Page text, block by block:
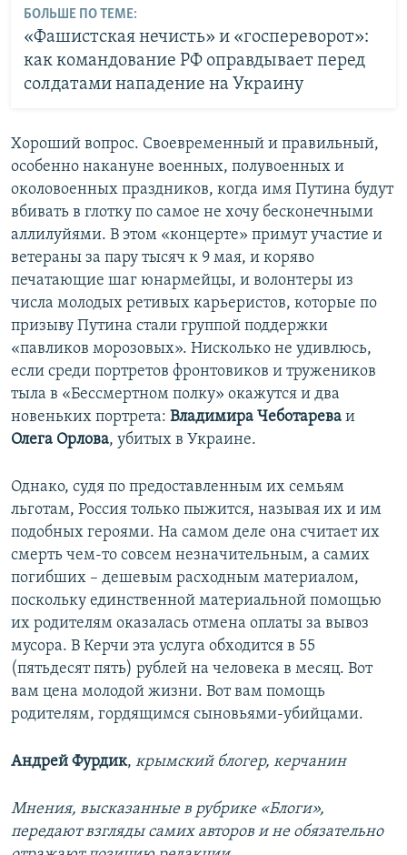
БОЛЬШЕ ПО ТЕМЕ:
«Фашистская нечисть» и «госпереворот»:
как командование РФ оправдывает перед
солдатами нападение на Украину
Хороший вопрос. Своевременный и правильный,
особенно накануне военных, полувоенных и
околовоенных праздников, когда имя Путина будут
вбивать в глотку по самое не хочу бесконечными
аллилуйями. В этом «концерте» примут участие и
ветераны за пару тысяч к 9 мая, и коряво
печатающие шаг юнармейцы, и волонтеры из
числа молодых ретивых карьеристов, которые по
призыву Путина стали группой поддержки
«павликов морозовых». Нисколько не удивлюсь,
если среди портретов фронтовиков и тружеников
тыла в «Бессмертном полку» окажутся и два
новеньких портрета: Владимира Чеботарева и
Олега Орлова, убитых в Украине.
Однако, судя по предоставленным их семьям
льготам, Россия только пыжится, называя их и им
подобных героями. На самом деле она считает их
смерть чем-то совсем незначительным, а самих
погибших – дешевым расходным материалом,
поскольку единственной материальной помощью
их родителям оказалась отмена оплаты за вывоз
мусора. В Керчи эта услуга обходится в 55
(пятьдесят пять) рублей на человека в месяц. Вот
вам цена молодой жизни. Вот вам помощь
родителям, гордящимся сыновьями-убийцами.
Андрей Фурдик, крымский блогер, керчанин
Мнения, высказанные в рубрике «Блоги»,
передают взгляды самих авторов и не обязательно